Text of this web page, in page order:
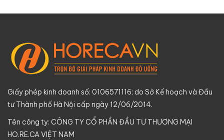
Giấy phép kinh doanh số: 0106571116; do Sở Kế hoạch và Đầu
tư Thành phố Hà Nội cấp ngày 12/06/2014.
Tên công ty: CÔNG TY CỔ PHẦN ĐẦU TƯ THƯƠNG MẠI
HO.RE.CA VIỆT NAM